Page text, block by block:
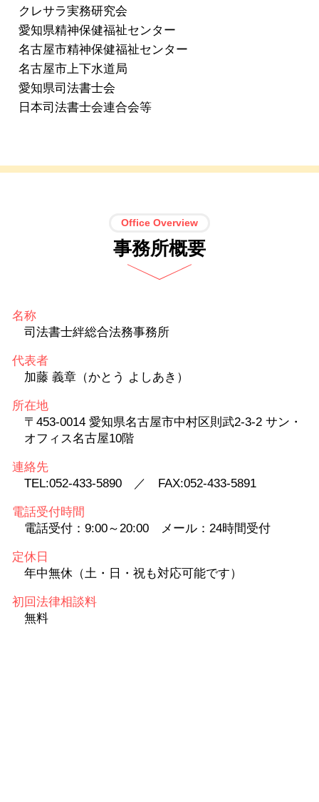
クレサラ実務研究会
愛知県精神保健福祉センター
名古屋市精神保健福祉センター
名古屋市上下水道局
愛知県司法書士会
日本司法書士会連合会等
Office Overview
事務所概要
名称
司法書士絆総合法務事務所
代表者
加藤 義章（かとう よしあき）
所在地
〒453-0014 愛知県名古屋市中村区則武2-3-2 サン・
オフィス名古屋10階
連絡先
TEL:052-433-5890 ／ FAX:052-433-5891
電話受付時間
電話受付：9:00～20:00 メール：24時間受付
定休日
年中無休（土・日・祝も対応可能です）
初回法律相談料
無料